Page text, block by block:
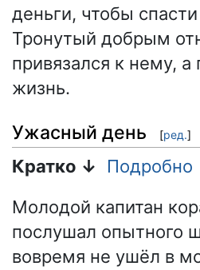
деньги, чтобы
Тронутый добрым
привязался к нему,
жизнь.
Ужасный день [ред.]
Кратко ↓
Подробно
Молодой капитан
послушал опытного
вовремя не ушёл в